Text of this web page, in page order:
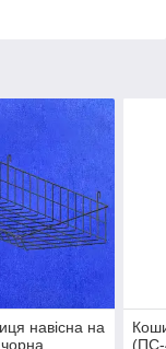
навісна на
чорна
(ПС-